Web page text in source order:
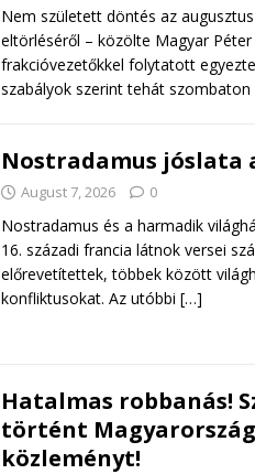
Nem született döntés az
eltörléséről – közölte Magyar
frakcióvezetőkkel folytatott
szabályok szerint tehát szombaton
Nostradamus jóslata
August 7, 2026 0
Nostradamus és a harmadik
16. századi francia látnok versei
előrevetítettek, többek között
konfliktusokat. Az utóbbi […]
Hatalmas robbanás!
történt
közleményt!